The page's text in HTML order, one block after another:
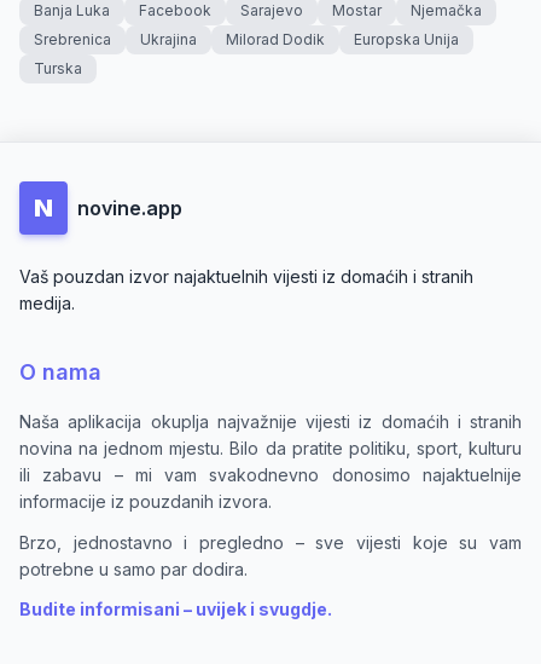
Banja Luka Facebook Sarajevo Mostar
Njemačka
Srebrenica
Ukrajina Milorad Dodik
Europska Unija
Turska
N novine.app
Vaš pouzdan izvor najaktuelnih vijesti iz domaćih i stranih
medija.
O nama
Naša aplikacija okuplja najvažnije vijesti iz domaćih i stranih
novina na jednom mjestu. Bilo da pratite politiku, sport, kulturu
ili zabavu – mi vam svakodnevno donosimo najaktuelnije
informacije iz pouzdanih izvora.
Brzo, jednostavno i pregledno – sve vijesti koje su vam
potrebne u samo par dodira.
Budite informisani – uvijek i svugdje.